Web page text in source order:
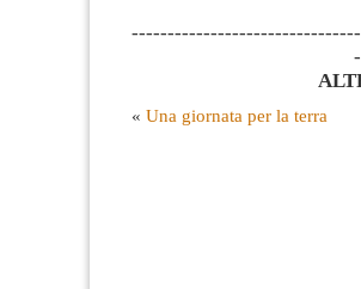
« Una giornata per la terra